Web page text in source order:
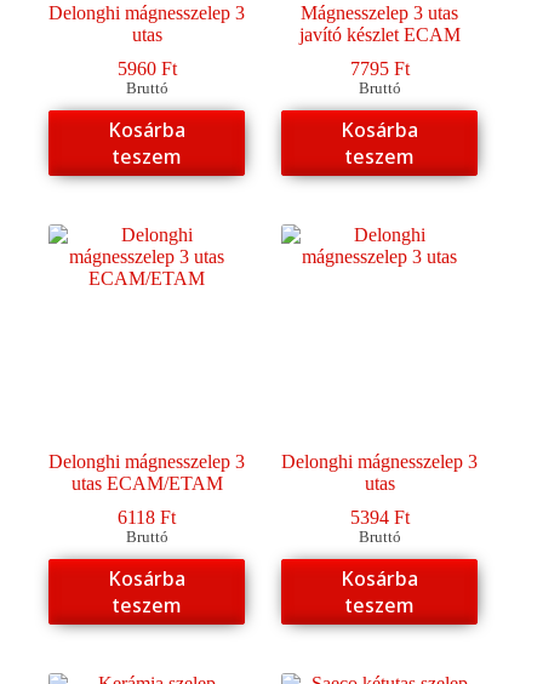
Delonghi mágnesszelep 3
utas
5960 Ft
Bruttó
Kosárba
teszem
Mágnesszelep 3 utas
javító készlet ECAM
7795 Ft
Bruttó
Kosárba
teszem
Delonghi mágnesszelep 3
utas ECAM/ETAM
6118Ft
Bruttó
Kosárba
teszem
Delonghi mágnesszelep 3
utas
5394 Ft
Bruttó
Kosárba
teszem